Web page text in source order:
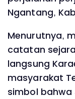
Ngantang,
Menurutnya,
catatan
langsung
masyarakat
simbol bahwa